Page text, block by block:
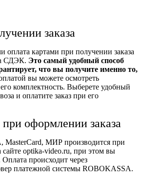
заказа
оплата картами при получении заказа
СДЭК. Это самый удобный способ
что вы получите именно то,
вы можете осмотреть
комплектность. Выберете удобный
и оплатите заказ при его
оформлении заказа
MasterCard, МИР производится при
сайте optika-video.ru, при этом вы
происходит через
платежной системы ROBOKASSA.